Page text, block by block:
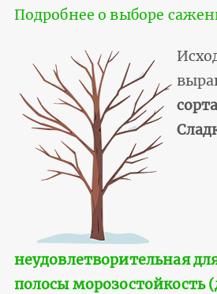
Подробнее о выборе
неудовлетворительная
полосы морозостойкость